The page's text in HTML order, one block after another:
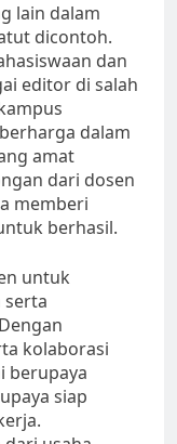
lain dalam
dicontoh.
dan
editor di salah
dalam
amat
dari dosen
memberi
berhasil.
untuk
serta
kolaborasi
berupaya
siap